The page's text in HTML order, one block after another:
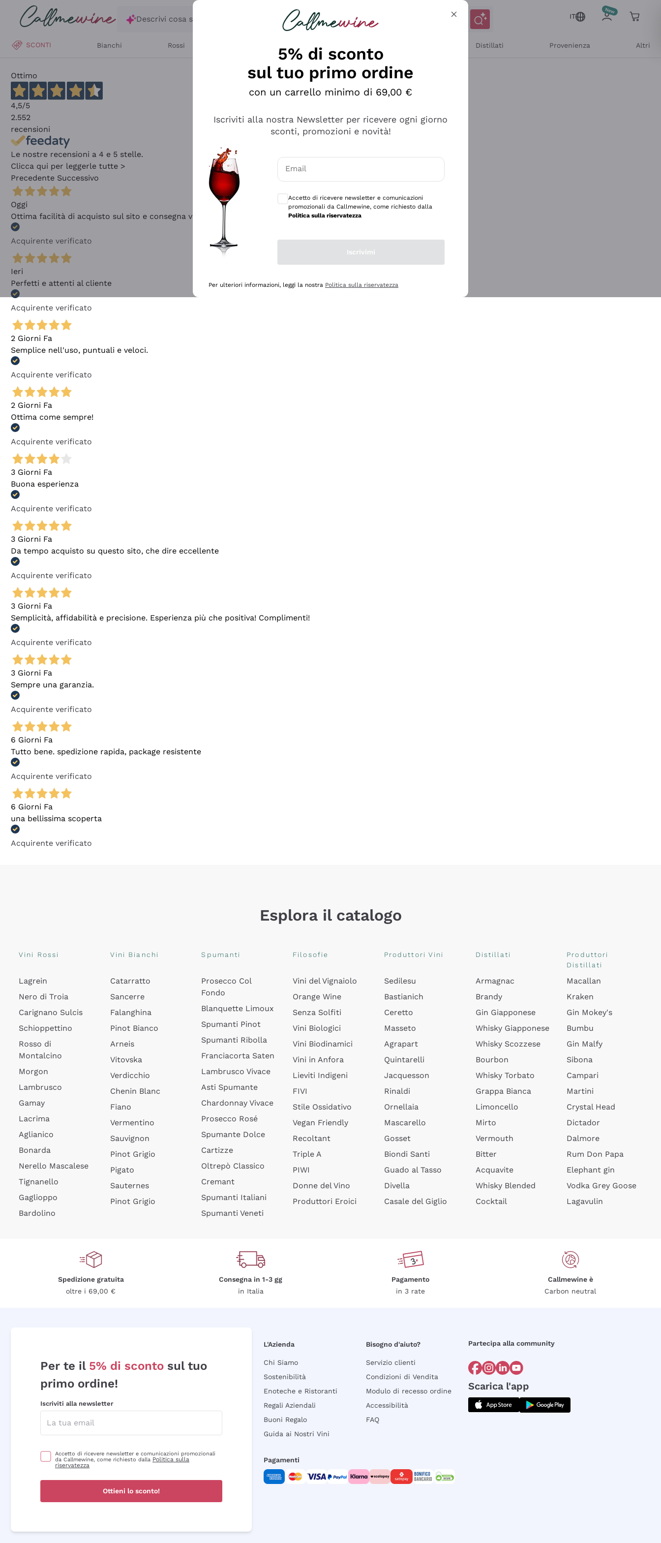
Salta al contenuto principale
Descrivi cosa stai cercando
IT
SCONTI Bianchi Rossi Distillati Provenienza Altri
Ottimo
4,5/5
2.552
recensioni
Le nostre recensioni a 4 e 5 stelle.
Clicca qui per leggerle tutte >
Precedente Successivo
Oggi
Ottima facilità di acquisto sul sito e consegna velocissima
Acquirente verificato
Ieri
Perfetti e attenti al cliente
Acquirente verificato
2 Giorni Fa
Semplice nell'uso, puntuali e veloci.
Acquirente verificato
2 Giorni Fa
Ottima come sempre!
Acquirente verificato
3 Giorni Fa
Buona esperienza
Acquirente verificato
3 Giorni Fa
Da tempo acquisto su questo sito, che dire eccellente
Acquirente verificato
3 Giorni Fa
Semplicità, affidabilità e precisione. Esperienza più che positiva! Complimenti!
Acquirente verificato
3 Giorni Fa
Sempre una garanzia.
Acquirente verificato
6 Giorni Fa
Tutto bene. spedizione rapida, package resistente
Acquirente verificato
6 Giorni Fa
una bellissima scoperta
Acquirente verificato
Esplora il catalogo
Vini Rossi
Lagrein
Nero di Troia
Carignano Sulcis
Schioppettino
Rosso di
Montalcino
Morgon
Lambrusco
Gamay
Lacrima
Aglianico
Bonarda
Nerello Mascalese
Tignanello
Gaglioppo
Bardolino
Vini Bianchi
Catarratto
Sancerre
Falanghina
Pinot Bianco
Arneis
Vitovska
Verdicchio
Chenin Blanc
Fiano
Vermentino
Sauvignon
Pinot Grigio
Pigato
Sauternes
Pinot Grigio
Spumanti
Prosecco Col
Fondo
Blanquette Limoux
Spumanti Pinot
Spumanti Ribolla
Franciacorta Saten
Lambrusco Vivace
Asti Spumante
Chardonnay Vivace
Prosecco Rosé
Spumante Dolce
Cartizze
Oltrepò Classico
Cremant
Spumanti Italiani
Spumanti Veneti
Filosofie
Vini del Vignaiolo
Orange Wine
Senza Solfiti
Vini Biologici
Vini Biodinamici
Vini in Anfora
Lieviti Indigeni
FIVI
Stile Ossidativo
Vegan Friendly
Recoltant
Triple A
PIWI
Donne del Vino
Produttori Eroici
Produttori Vini
Sedilesu
Bastianich
Ceretto
Masseto
Agrapart
Quintarelli
Jacquesson
Rinaldi
Ornellaia
Mascarello
Gosset
Biondi Santi
Guado al Tasso
Divella
Casale del Giglio
Distillati
Armagnac
Brandy
Gin Giapponese
Whisky Giapponese
Whisky Scozzese
Bourbon
Whisky Torbato
Grappa Bianca
Limoncello
Mirto
Vermouth
Bitter
Acquavite
Whisky Blended
Cocktail
Produttori
Distillati
Macallan
Kraken
Gin Mokey's
Bumbu
Gin Malfy
Sibona
Campari
Martini
Crystal Head
Dictador
Dalmore
Rum Don Papa
Elephant gin
Vodka Grey Goose
Lagavulin
Spedizione gratuita
oltre i 69,00 €
Consegna in 1-3 gg
in Italia
Pagamento
in 3 rate
Callmewine è
Carbon neutral
Per te il 5% di sconto sul tuo
primo ordine!
Iscriviti alla newsletter
Accetto di ricevere newsletter e comunicazioni promozionali
da Callmewine, come richiesto dalla Politica sulla
riservatezza
Ottieni lo sconto!
L'Azienda
Chi Siamo
Sostenibilità
Enoteche e Ristoranti
Regali Aziendali
Buoni Regalo
Guida ai Nostri Vini
Bisogno d'aiuto?
Servizio clienti
Condizioni di Vendita
Modulo di recesso ordine
Accessibilità
FAQ
Partecipa alla community
Scarica l'app
Pagamenti
5% di sconto
sul tuo primo ordine
con un carrello minimo di 69,00 €
Iscriviti alla nostra Newsletter per ricevere ogni giorno
sconti, promozioni e novità!
Email
Accetto di ricevere newsletter e comunicazioni
promozionali da Callmewine, come richiesto dalla
Politica sulla riservatezza
Iscrivimi
Per ulteriori informazioni, leggi la nostra Politica sulla riservatezza